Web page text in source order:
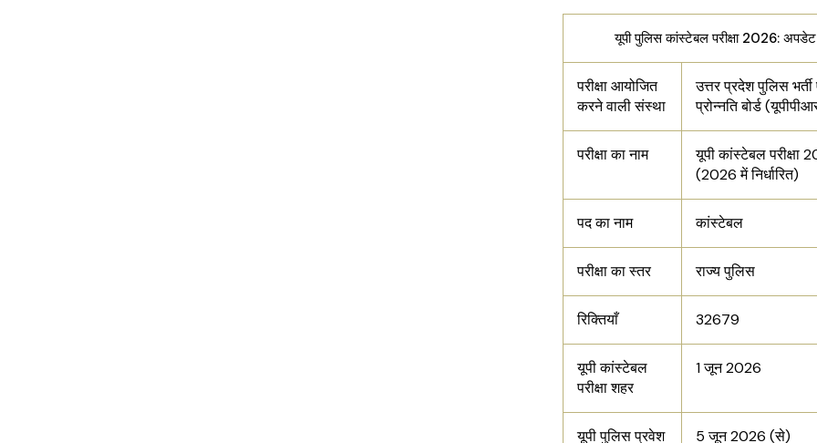
यूपी पुलिस कांस्टेबल परीक्षा 2026: अपडेट
परीक्षा आयोजित
करने वाली संस्था
उत्तर प्रदेश पुलिस भर्ती
प्रोन्नति बोर्ड
परीक्षा का नाम
यूपी कांस्टेबल परीक्षा
(2026 में निर्धारित)
पद का नाम कांस्टेबल
परीक्षा का स्तर राज्य पुलिस
रिक्तियाँ 32679
यूपी कांस्टेबल
परीक्षा शहर
1 जून 2026
यूपी पुलिस प्रवेश
5 जून 2026 (से)